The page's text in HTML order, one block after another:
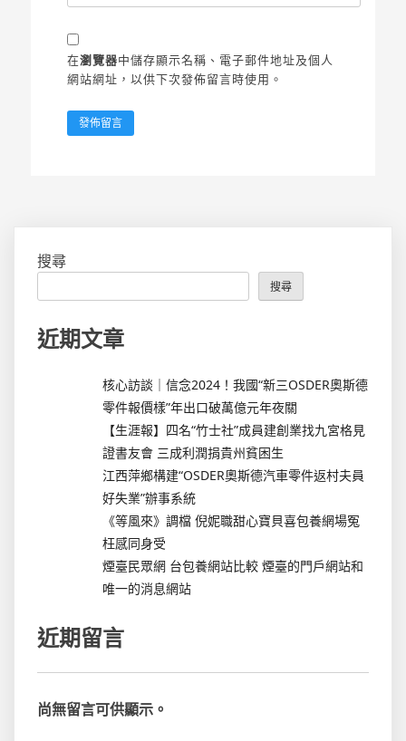
在瀏覽器中儲存顯示名稱、電子郵件地址及個人
網站網址，以供下次發佈留言時使用。
搜尋
搜尋
近期文章
核心訪談｜信念2024！我國“新三OSDER奧斯德
零件報價樣”年出口破萬億元年夜關
【生涯報】四名“竹士社”成員建創業找九宮格見
證書友會 三成利潤捐貴州貧困生
江西萍鄉構建“OSDER奧斯德汽車零件返村夫員
好失業”辦事系統
《等風來》調檔 倪妮職甜心寶貝喜包養網場冤
枉感同身受
煙臺民眾網 台包養網站比較 煙臺的門戶網站和
唯一的消息網站
近期留言
尚無留言可供顯示。